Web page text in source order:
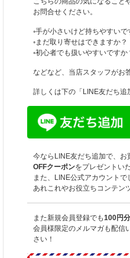
お問合せください。
◦手が小さいけど持ちやすいで
◦まだ取り寄せはできますか？
◦初心者でも扱いやすいですか
などなど、当店スタッフがお
詳しくは下の「LINE友だち
今ならLINE友だち追加で、お
OFFクーポンをプレゼントい
また、LINE公式アカウント
あれこれやお役立ちコンテン
また新規会員登録でも100円
会員様限定のメルマガも配信
さい！